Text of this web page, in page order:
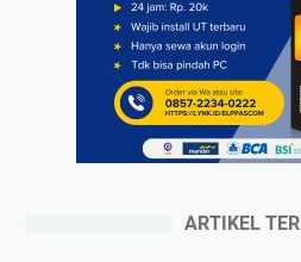
ARTIKEL